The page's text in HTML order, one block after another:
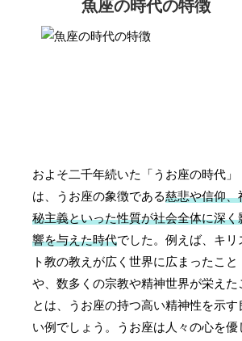
魚座の時代の特徴
およそ二千年続いた「うお座の時代」
は、うお座の象徴である慈悲や信仰、
秘主義といった性質が社会全体に深く
響を与えた時代でした。例えば、キリ
ト教の教えが広く世界に広まったこと
や、数多くの宗教や精神世界が栄えた
とは、うお座の持つ高い精神性を示す
い例でしょう。うお座は人々の心を優